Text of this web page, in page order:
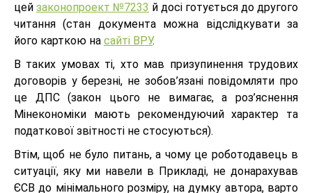
цей законопроект №7233 й досі готується до другого
читання (стан документа можна відслідкувати за
його карткою на сайті ВРУ.
В таких умовах ті, хто мав призупинення трудових
договорів у березні, не зобов’язані повідомляти про
це ДПС (закон цього не вимагає, а роз’яснення
Мінекономіки мають рекомендуючий характер та
податкової звітності не стосуються).
Втім, щоб не було питань, а чому це роботодавець в
ситуації, яку ми навели в Прикладі, не донарахував
ЄСВ до мінімального розміру, на думку автора, варто